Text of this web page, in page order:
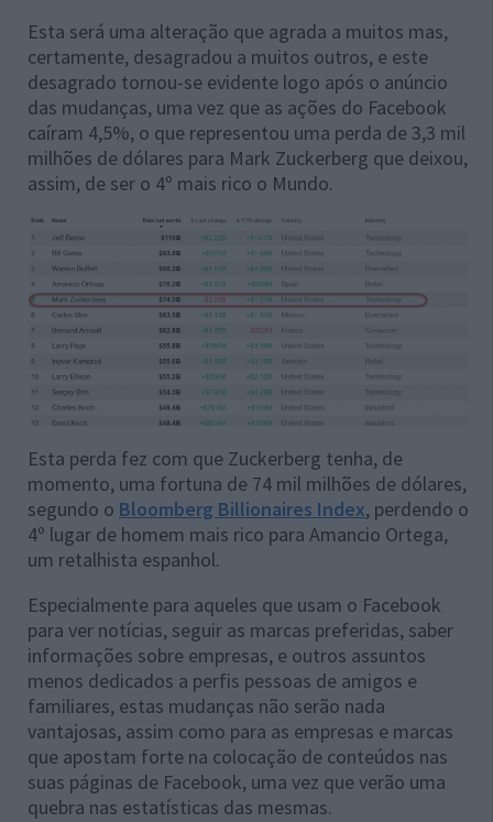
Esta será uma alteração que agrada a muitos mas,
certamente, desagradou a muitos outros, e este
desagrado tornou-se evidente logo após o anúncio
das mudanças, uma vez que as ações do Facebook
caíram 4,5%, o que representou uma perda de 3,3 mil
milhões de dólares para Mark Zuckerberg que deixou,
assim, de ser o 4º mais rico o Mundo.
Esta perda fez com que Zuckerberg tenha, de
momento, uma fortuna de 74 mil milhões de dólares,
segundo o Bloomberg Billionaires Index, perdendo o
4º lugar de homem mais rico para Amancio Ortega,
um retalhista espanhol.
Especialmente para aqueles que usam o Facebook
para ver notícias, seguir as marcas preferidas, saber
informações sobre empresas, e outros assuntos
menos dedicados a perfis pessoas de amigos e
familiares, estas mudanças não serão nada
vantajosas, assim como para as empresas e marcas
que apostam forte na colocação de conteúdos nas
suas páginas de Facebook, uma vez que verão uma
quebra nas estatísticas das mesmas.